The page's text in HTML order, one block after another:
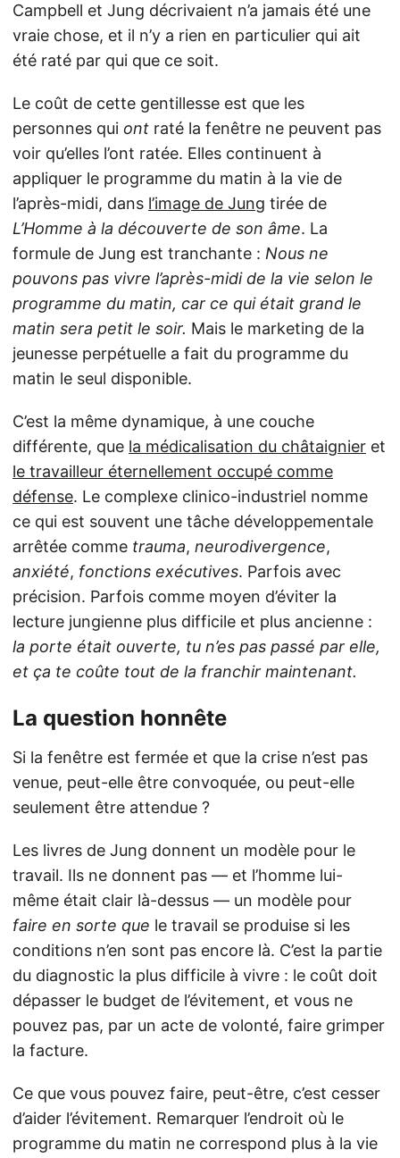
Campbell et Jung décrivaient n’a jamais été une
vraie chose, et il n’y a rien en particulier qui ait
été raté par qui que ce soit.
Le coût de cette gentillesse est que les
personnes qui ont raté la fenêtre ne peuvent pas
voir qu’elles l’ont ratée. Elles continuent à
appliquer le programme du matin à la vie de
l’après-midi, dans l’image de Jung tirée de
L’Homme à la découverte de son âme. La
formule de Jung est tranchante : Nous ne
pouvons pas vivre l’après-midi de la vie selon le
programme du matin, car ce qui était grand le
matin sera petit le soir. Mais le marketing de la
jeunesse perpétuelle a fait du programme du
matin le seul disponible.
C’est la même dynamique, à une couche
différente, que la médicalisation du châtaignier et
le travailleur éternellement occupé comme
défense. Le complexe clinico-industriel nomme
ce qui est souvent une tâche développementale
arrêtée comme trauma, neurodivergence,
anxiété, fonctions exécutives. Parfois avec
précision. Parfois comme moyen d’éviter la
lecture jungienne plus difficile et plus ancienne :
la porte était ouverte, tu n’es pas passé par elle,
et ça te coûte tout de la franchir maintenant.
La question honnête
Si la fenêtre est fermée et que la crise n’est pas
venue, peut-elle être convoquée, ou peut-elle
seulement être attendue ?
Les livres de Jung donnent un modèle pour le
travail. Ils ne donnent pas — et l’homme lui-
même était clair là-dessus — un modèle pour
faire en sorte que le travail se produise si les
conditions n’en sont pas encore là. C’est la partie
du diagnostic la plus difficile à vivre : le coût doit
dépasser le budget de l’évitement, et vous ne
pouvez pas, par un acte de volonté, faire grimper
la facture.
Ce que vous pouvez faire, peut-être, c’est cesser
d’aider l’évitement. Remarquer l’endroit où le
programme du matin ne correspond plus à la vie